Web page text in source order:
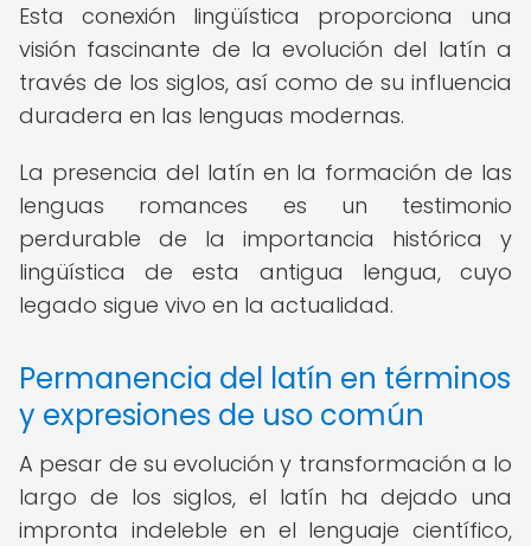
Esta conexión lingüística proporciona una
visión fascinante de la evolución del latín a
través de los siglos, así como de su influencia
duradera en las lenguas modernas.
La presencia del latín en la formación de las
lenguas romances es un testimonio
perdurable de la importancia histórica y
lingüística de esta antigua lengua, cuyo
legado sigue vivo en la actualidad.
Permanencia del latín en términos
y expresiones de uso común
A pesar de su evolución y transformación a lo
largo de los siglos, el latín ha dejado una
impronta indeleble en el lenguaje científico,